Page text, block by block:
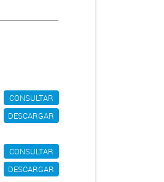
CONSULTAR
DESCARGAR
CONSULTAR
DESCARGAR